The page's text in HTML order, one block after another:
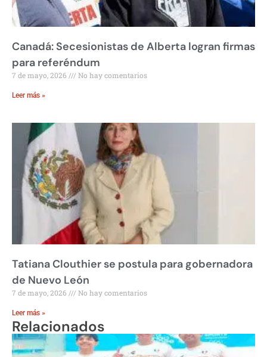
Canadá: Secesionistas de Alberta logran firmas
para referéndum
7 de mayo, 2026 No hay comentarios
Leer más »
Tatiana Clouthier se postula para gobernadora
de Nuevo León
7 de mayo, 2026 No hay comentarios
Leer más »
Relacionados